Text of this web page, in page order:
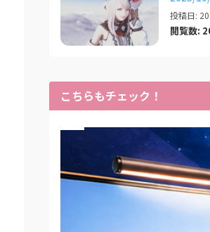
投稿日:
閲覧数:
こちらもチェック！